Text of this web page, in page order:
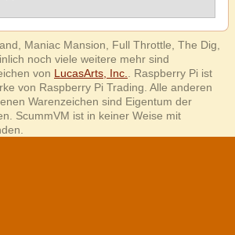
Maniac Mansion, Full Throttle, The Dig,
noch viele weitere mehr sind
von LucasArts, Inc.
. Raspberry Pi ist
von Raspberry Pi Trading. Alle anderen
Warenzeichen sind Eigentum der
ScummVM ist in keiner Weise mit